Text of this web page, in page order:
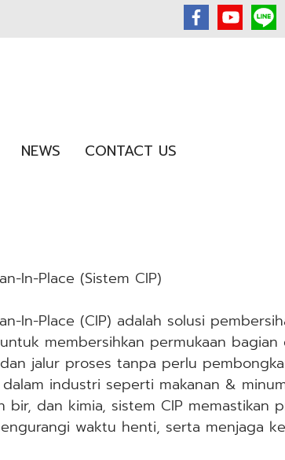
NEWS CONTACT US
In-Place (Sistem CIP)
In-Place (CIP) adalah solusi
membersihkan permukaan
jalur proses tanpa perlu
industri seperti makanan &
bir, dan kimia, sistem CIP memastikan
waktu henti, serta menjaga